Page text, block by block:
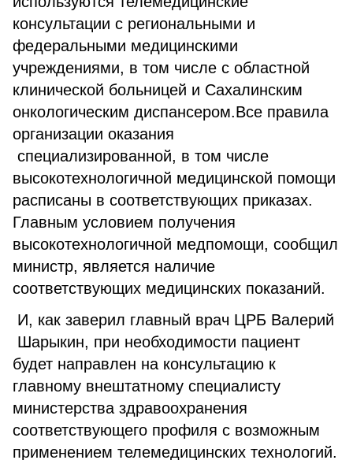
консультации с региональными и
федеральными медицинскими
учреждениями, в том числе с областной
клинической больницей и Сахалинским
онкологическим диспансером.Все правила
организации оказания
специализированной, в том числе
высокотехнологичной медицинской помощи
расписаны в соответствующих приказах.
Главным условием получения
высокотехнологичной медпомощи, сообщил
министр, является наличие
соответствующих медицинских показаний.
И, как заверил главный врач ЦРБ Валерий
Шарыкин, при необходимости пациент
будет направлен на консультацию к
главному внештатному специалисту
министерства здравоохранения
соответствующего профиля с возможным
применением телемедицинских технологий.